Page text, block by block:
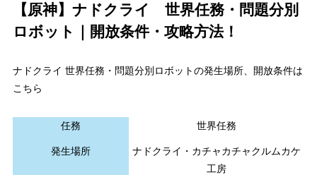
【原神】ナドクライ 世界任務・問題分別
ロボット｜開放条件・攻略方法！
ナドクライ 世界任務・問題分別ロボットの発生場所、開放条件は
こちら
任務 世界任務
発生場所
ナドクライ・カチャカチャクルムカケ
工房